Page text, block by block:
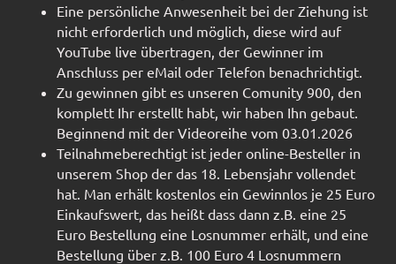
Eine persönliche Anwesenheit bei der Ziehung ist
nicht erforderlich und möglich, diese wird auf
YouTube live übertragen, der Gewinner im
Anschluss per eMail oder Telefon benachrichtigt.
Zu gewinnen gibt es unseren Comunity 900, den
komplett Ihr erstellt habt, wir haben Ihn gebaut.
Beginnend mit der Videoreihe vom 03.01.2026
Teilnahmeberechtigt ist jeder online-Besteller in
unserem Shop der das 18. Lebensjahr vollendet
hat. Man erhält kostenlos ein Gewinnlos je 25 Euro
Einkaufswert, das heißt dass dann z.B. eine 25
Euro Bestellung eine Losnummer erhält, und eine
Bestellung über z.B. 100 Euro 4 Losnummern